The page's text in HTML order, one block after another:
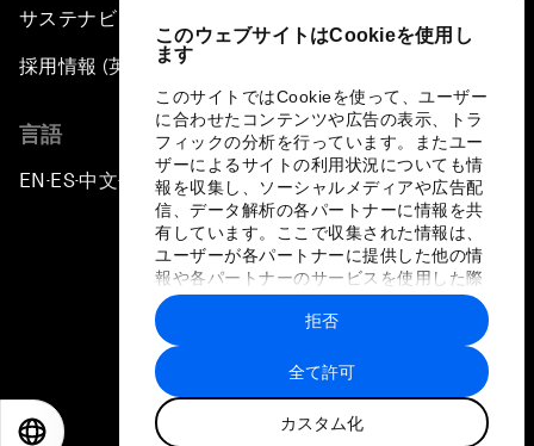
このウェブサイトはCookieを使用し
ます
このサイトではCookieを使って、ユーザー
に合わせたコンテンツや広告の表示、トラ
フィックの分析を行っています。またユー
ザーによるサイトの利用状況についても情
報を収集し、ソーシャルメディアや広告配
信、データ解析の各パートナーに情報を共
有しています。ここで収集された情報は、
ユーザーが各パートナーに提供した他の情
報や各パートナーのサービスを使用した際
に収集された情報と組み合わされ、各パー
トナーによって使用されることがありま
す。
全て許可
カスタム化
拒否
サステナビリティへの取り組み
採用情報 (英語のみ)
言語
EN ▪ES▪中文▪ 日本語
プライバシーポリシーと利用規約
サイトマップ
©
世界経済フォーラム